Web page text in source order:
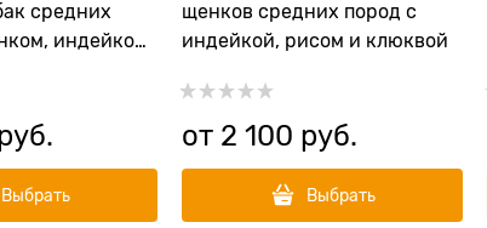
средних
индейкой,
Выбрать
щенков средних пород с
индейкой, рисом и клюквой
от 2 100 руб.
Выбрать